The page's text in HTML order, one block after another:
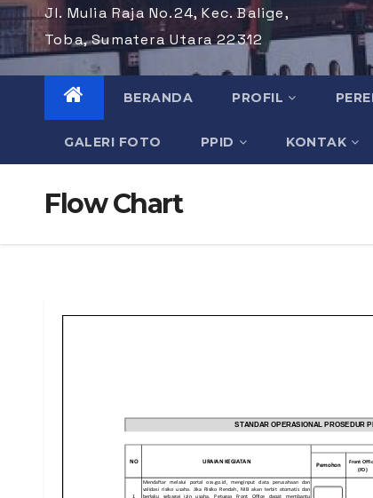
Jl. Mulia Raja No.24, Kec. Balige,
Toba, Sumatera Utara 22312
BERANDA PROFIL
GALERI FOTO PPID KONTAK
Flow Chart